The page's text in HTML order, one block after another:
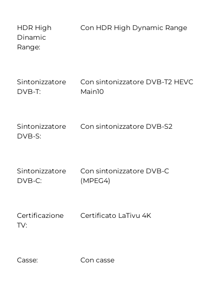
HDR High
Dinamic
Range:
Con HDR High Dynamic Range
Sintonizzatore
DVB-T:
Con sintonizzatore DVB-T2 HEVC
Main10
Sintonizzatore
DVB-S:
Con sintonizzatore DVB-S2
Sintonizzatore
DVB-C:
Con sintonizzatore DVB-C
(MPEG4)
Certificazione
TV:
Certificato LaTivu 4K
Casse: Con casse